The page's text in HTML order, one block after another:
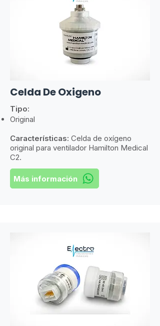
Celda De Oxigeno
Tipo:
Original
Características: Celda de oxígeno
original para ventilador Hamilton Medical
C2.
Más información